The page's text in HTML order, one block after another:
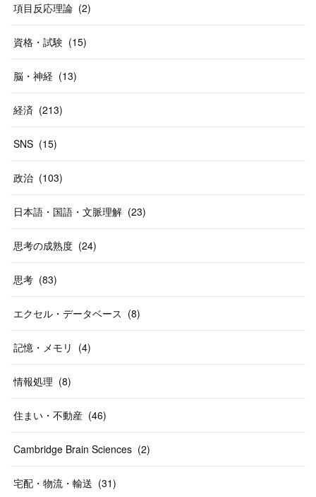
項目反応理論 (2)
資格・試験 (15)
脳・神経 (13)
経済 (213)
SNS (15)
政治 (103)
日本語・国語・文脈理解 (23)
思考の成熟度 (24)
思考 (83)
エクセル・データベース (8)
記憶・メモリ (4)
情報処理 (8)
住まい・不動産 (46)
Cambridge Brain Sciences (2)
宅配・物流・輸送 (31)